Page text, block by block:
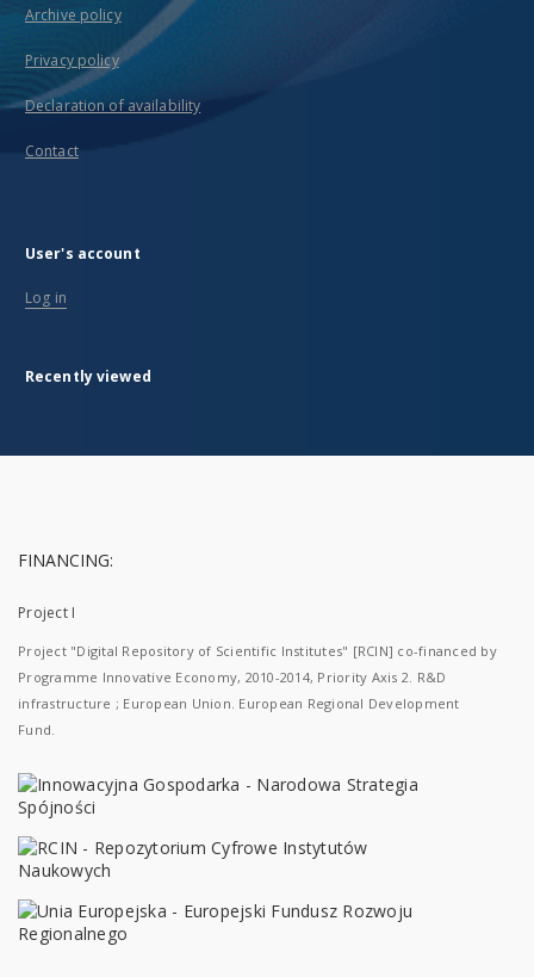
Archive policy
Privacy policy
Declaration of availability
Contact
User's account
Log in
Recently viewed
FINANCING:
Project I
Project "Digital Repository of Scientific Institutes" [RCIN] co-financed by
Programme Innovative Economy, 2010-2014, Priority Axis 2. R&D
infrastructure ; European Union. European Regional Development
Fund.